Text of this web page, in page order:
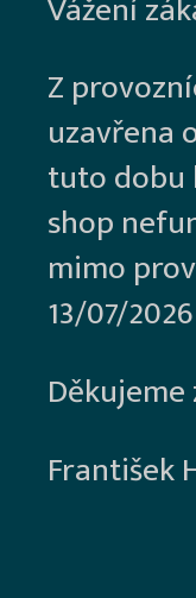
Z
uzavřena
tuto dobu
shop
mimo
13/07/
František